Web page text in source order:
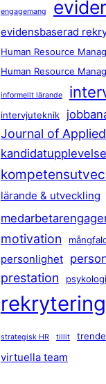
engagemang
evidensbaserad
Human Resource
Human Resource
informellt lärande
intervjuteknik
Journal of
kandidatupplevelse
lärande & utveckling
motivation
personlighet
prestation
rekrytering
strategisk HR tillit
virtuella team